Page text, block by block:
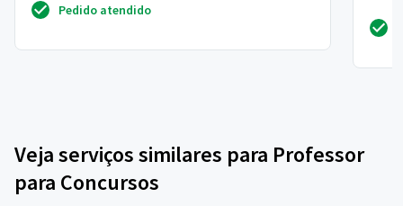
Pedido atendido
Veja serviços similares para Professor
para Concursos